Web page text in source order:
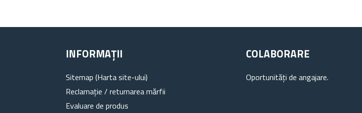
INFORMAȚII
Sitemap (Harta site-ului)
Reclamație / returnarea mărfii
Evaluare de produs
COLABORARE
Oportunități de angajare.